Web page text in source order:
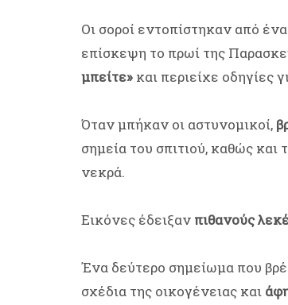
Οι σοροί εντοπίστηκαν από
επίσκεψη το πρωί της
μπείτε» και περιείχε οδηγίες
Όταν μπήκαν οι αστυνομικοί,
σημεία του σπιτιού, καθώς και
νεκρά.
Εικόνες έδειξαν πιθανούς
Ένα δεύτερο σημείωμα που
σχέδια της οικογένειας και